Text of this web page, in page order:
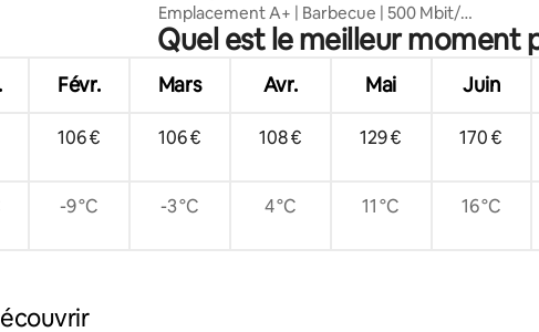
Emplacement A+ | Barbecue | 500 Mbit/s
| Près de Duluth et de sentiers
Quel est le meilleur moment
Févr. Mars Avr. Mai Juin
106 € 106 € 108 € 129 € 170 €
-9 °C -3 °C 4 °C 11 °C 16 °C